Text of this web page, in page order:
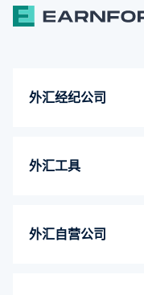
外汇经纪公司
外汇工具
外汇自营公司